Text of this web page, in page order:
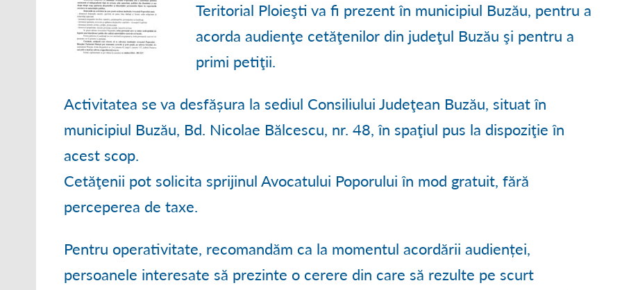
● STRATEGII DE DEZVOLTARE
● RAPOARTE ȘI STUDII
● CONVOCĂRI ȘEDINȚE C.L.
● HARTA TURISTICĂ● TRANSPARENȚĂ
● CONTURI TREZORERIE
Teritorial Ploieşti va fi prezent în municipiul Buzău, pentru a
acorda audienţe cetăţenilor din judeţul Buzău şi pentru a
primi petiţii.
Activitatea se va desfășura la sediul Consiliului Judeţean Buzău, situat în
municipiul Buzău, Bd. Nicolae Bălcescu, nr. 48, în spaţiul pus la dispoziţie în
acest scop.
Cetăţenii pot solicita sprijinul Avocatului Poporului în mod gratuit, fără
perceperea de taxe.
Pentru operativitate, recomandăm ca la momentul acordării audienței,
persoanele interesate să prezinte o cerere din care să rezulte pe scurt